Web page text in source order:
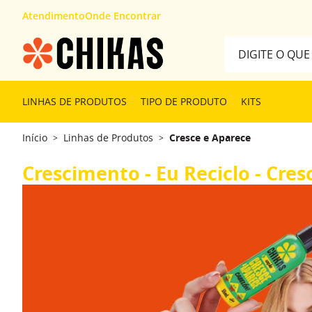
AtendimentoOnde Encontrar
LINHAS DE PRODUTOS TIPO DE PRODUTO KITS
Início > Linhas de Produtos > Cresce e Aparece
Crescimento - Eu Reciclo -
2º